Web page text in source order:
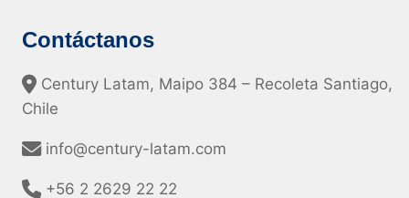
Contáctanos
Century Latam, Maipo 384 – Recoleta Santiago,
Chile
info@century-latam.com
+56 2 2629 22 22